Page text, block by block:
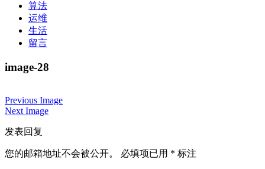
算法
运维
生活
留言
image-28
Previous Image
Next Image
发表回复
您的邮箱地址不会被公开。 必填项已用 * 标注